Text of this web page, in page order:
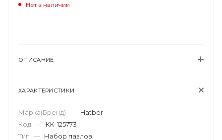
Нет в наличии
ОПИСАНИЕ
ХАРАКТЕРИСТИКИ
Марка(Бренд) — Hatber
Код — КК-125773
Тип — Набор пазлов